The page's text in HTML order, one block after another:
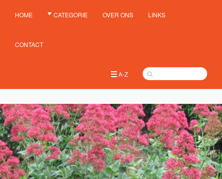
HOME CATEGORIE OVER ONS LINKS
CONTACT
A-Z